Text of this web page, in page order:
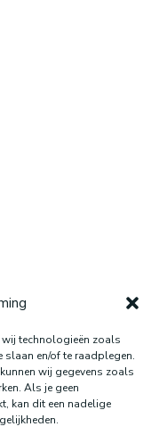
wij technologieën zoals
en/of te raadplegen.
wij gegevens zoals
Als je geen
kan dit een nadelige